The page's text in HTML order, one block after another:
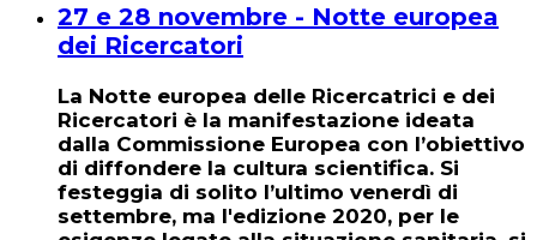
27 e 28 novembre - Notte europea
dei Ricercatori
La Notte europea delle Ricercatrici e dei
Ricercatori è la manifestazione ideata
dalla Commissione Europea con l’obiettivo
di diffondere la cultura scientifica. Si
festeggia di solito l’ultimo venerdì di
settembre, ma l'edizione 2020, per le